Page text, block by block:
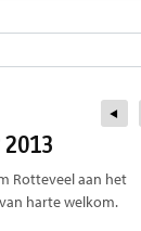
Rotteveel aan het
harte welkom.